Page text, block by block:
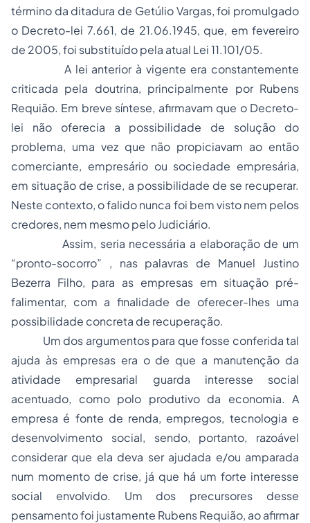
término da ditadura de Getúlio Vargas, foi promulgado
o Decreto-lei 7.661, de 21.06.1945, que, em fevereiro
de 2005, foi substituído pela atual Lei 11.101/05.
A lei anterior à vigente era constantemente
criticada pela doutrina, principalmente por Rubens
Requião. Em breve síntese, afirmavam que o Decreto-
lei não oferecia a possibilidade de solução do
problema, uma vez que não propiciavam ao então
comerciante, empresário ou sociedade empresária,
em situação de crise, a possibilidade de se recuperar.
Neste contexto, o falido nunca foi bem visto nem pelos
credores, nem mesmo pelo Judiciário.
Assim, seria necessária a elaboração de um
“pronto-socorro” , nas palavras de Manuel Justino
Bezerra Filho, para as empresas em situação pré-
falimentar, com a finalidade de oferecer-lhes uma
possibilidade concreta de recuperação.
Um dos argumentos para que fosse conferida tal
ajuda às empresas era o de que a manutenção da
atividade empresarial guarda interesse social
acentuado, como polo produtivo da economia. A
empresa é fonte de renda, empregos, tecnologia e
desenvolvimento social, sendo, portanto, razoável
considerar que ela deva ser ajudada e/ou amparada
num momento de crise, já que há um forte interesse
social envolvido. Um dos precursores desse
pensamento foi justamente Rubens Requião, ao afirmar